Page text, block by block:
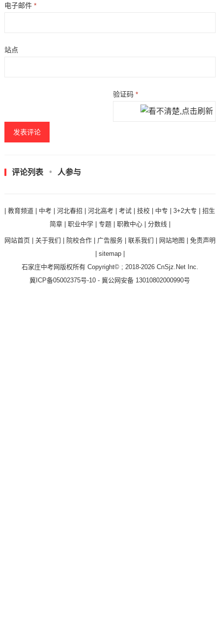
电子邮件 *
站点
验证码*
评论列表 人参与
|教育频道 中考 |河北春招 |河北高考 |考试 |技校 中专 |3+2大专 |招生
简章| 职业中学| 专题| 职教中心| 分数线|
网站首页| 关于我们 院校合作| 广告服务| 联系我们 网站地图
免责声明
sitemap|
石家庄中考网版权所有 Copyright© ; 2018-2026 CnSjz.NetInc.
冀ICP备05002375号-10 -冀公网安备 13010802000990号